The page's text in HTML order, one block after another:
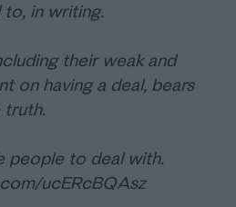
in writing.
their weak and
on having a deal, bears
people to deal with.
ucERcBQAsz